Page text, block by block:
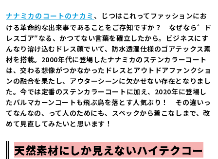
ナナミカのコートのナカミ、じつはこれってファッションにお
ける革命的な出来事であることをご存知ですか？ なぜなら゛ド
レスゴア″なる、かつてない言葉を確立したから。ビジネスにす
んなり溶け込むドレス顔でいて、防水透湿仕様のゴアテックス素
材を搭載。2000年代に登場したナナミカのステンカラーコート
は、交わる想像がつかなかったドレスとアウトドアファンクショ
ンの融合を果たし、アウターシーンに欠かせない存在となりまし
た。今では定番のステンカラーコートに加え、2020年に登場し
たバルマカーンコートも飛ぶ鳥を落とす人気ぶり！ その違いっ
てなんなの⁇、って人のためにも、スペックから着こなしまで、改
めて見直してみたいと思います！
天然素材にしか見えないハイテクコー